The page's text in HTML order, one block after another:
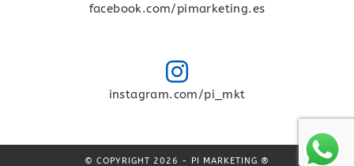
facebook.com/pimarketing.es
instagram.com/pi_mkt
© COPYRIGHT 2026 - PI MARKETING ®